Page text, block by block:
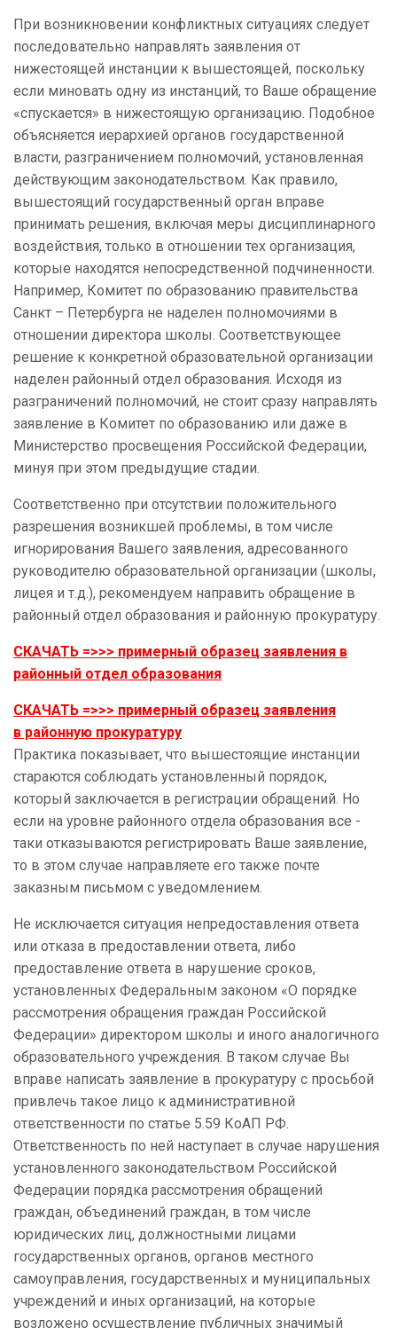
При возникновении конфликтных ситуациях следует
последовательно направлять заявления от
нижестоящей инстанции к вышестоящей, поскольку
если миновать одну из инстанций, то Ваше обращение
«спускается» в нижестоящую организацию. Подобное
объясняется иерархией органов государственной
власти, разграничением полномочий, установленная
действующим законодательством. Как правило,
вышестоящий государственный орган вправе
принимать решения, включая меры дисциплинарного
воздействия, только в отношении тех организация,
которые находятся непосредственной подчиненности.
Например, Комитет по образованию правительства
Санкт – Петербурга не наделен полномочиями в
отношении директора школы. Соответствующее
решение к конкретной образовательной организации
наделен районный отдел образования. Исходя из
разграничений полномочий, не стоит сразу направлять
заявление в Комитет по образованию или даже в
Министерство просвещения Российской Федерации,
минуя при этом предыдущие стадии.
Соответственно при отсутствии положительного
разрешения возникшей проблемы, в том числе
игнорирования Вашего заявления, адресованного
руководителю образовательной организации (школы,
лицея и т.д.), рекомендуем направить обращение в
районный отдел образования и районную прокуратуру.
СКАЧАТЬ =>>> примерный образец заявления в
районный отдел образования
СКАЧАТЬ =>>> примерный образец заявления
в районную прокуратуру
Практика показывает, что вышестоящие инстанции
стараются соблюдать установленный порядок,
который заключается в регистрации обращений. Но
если на уровне районного отдела образования все -
таки отказываются регистрировать Ваше заявление,
то в этом случае направляете его также почте
заказным письмом с уведомлением.
Не исключается ситуация непредоставления ответа
или отказа в предоставлении ответа, либо
предоставление ответа в нарушение сроков,
установленных Федеральным законом «О порядке
рассмотрения обращения граждан Российской
Федерации» директором школы и иного аналогичного
образовательного учреждения. В таком случае Вы
вправе написать заявление в прокуратуру с просьбой
привлечь такое лицо к административной
ответственности по статье 5.59 КоАП РФ.
Ответственность по ней наступает в случае нарушения
установленного законодательством Российской
Федерации порядка рассмотрения обращений
граждан, объединений граждан, в том числе
юридических лиц, должностными лицами
государственных органов, органов местного
самоуправления, государственных и муниципальных
учреждений и иных организаций, на которые
возложено осуществление публичных значимый